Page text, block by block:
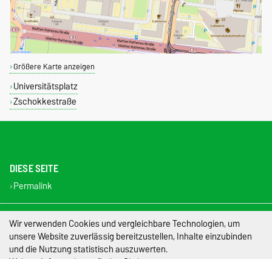
Größere Karte anzeigen
Universitätsplatz
Zschokkestraße
DIESE SEITE
Permalink
Impressum
Datenschutz
Wir verwenden Cookies und vergleichbare Technologien, um
unsere Website zuverlässig bereitzustellen, Inhalte einzubinden
und die Nutzung statistisch auszuwerten.